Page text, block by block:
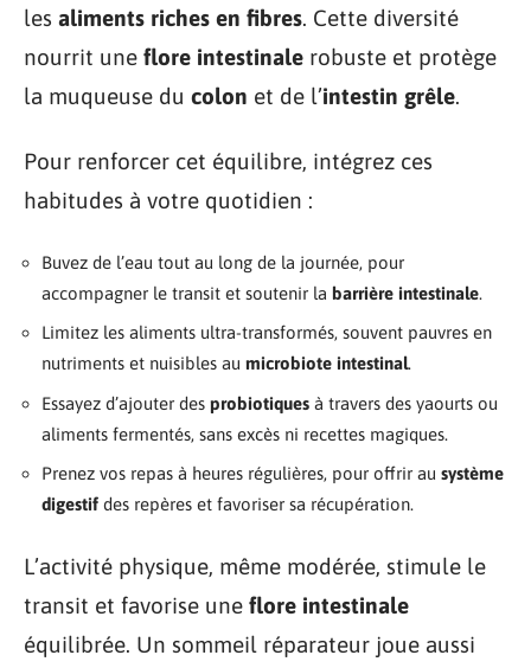
les aliments riches en fibres. Cette diversité
nourrit une flore intestinale robuste et protège
la muqueuse du colon et de l’intestin grêle.
Pour renforcer cet équilibre, intégrez ces
habitudes à votre quotidien :
Buvez de l’eau tout au long de la journée, pour
accompagner le transit et soutenir la barrière intestinale.
Limitez les aliments ultra-transformés, souvent pauvres en
nutriments et nuisibles au microbiote intestinal.
Essayez d’ajouter des probiotiques à travers des yaourts ou
aliments fermentés, sans excès ni recettes magiques.
Prenez vos repas à heures régulières, pour offrir au système
digestif des repères et favoriser sa récupération.
L’activité physique, même modérée, stimule le
transit et favorise une flore intestinale
équilibrée. Un sommeil réparateur joue aussi